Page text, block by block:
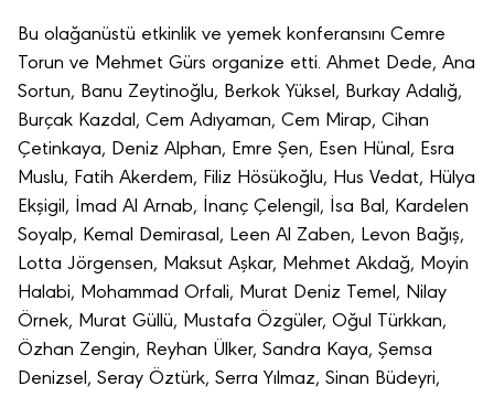
Bu olağanüstü etkinlik ve yemek konferansını Cemre
Torun ve Mehmet Gürs organize etti. Ahmet Dede, Ana
Sortun, Banu Zeytinoğlu, Berkok Yüksel, Burkay Adalığ,
Burçak Kazdal, Cem Adıyaman, Cem Mirap, Cihan
Çetinkaya, Deniz Alphan, Emre Şen, Esen Hünal, Esra
Muslu, Fatih Akerdem, Filiz Hösükoğlu, Hus Vedat, Hülya
Ekşigil, İmad Al Arnab, İnanç Çelengil, İsa Bal, Kardelen
Soyalp, Kemal Demirasal, Leen Al Zaben, Levon Bağış,
Lotta Jörgensen, Maksut Aşkar, Mehmet Akdağ, Moyin
Halabi, Mohammad Orfali, Murat Deniz Temel, Nilay
Örnek, Murat Güllü, Mustafa Özgüler, Oğul Türkkan,
Özhan Zengin, Reyhan Ülker, Sandra Kaya, Şemsa
Denizsel, Seray Öztürk, Serra Yılmaz, Sinan Büdeyri,